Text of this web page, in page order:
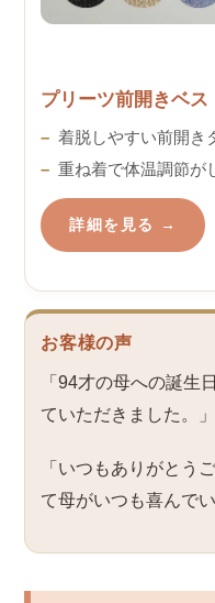
プリーツ前開きベス
着脱しやすい前開き
重ね着で体温調節が
詳細を見る →
お客様の声
「94才の母への誕生
ていただきました。
「いつもありがとう
て母がいつも喜んで